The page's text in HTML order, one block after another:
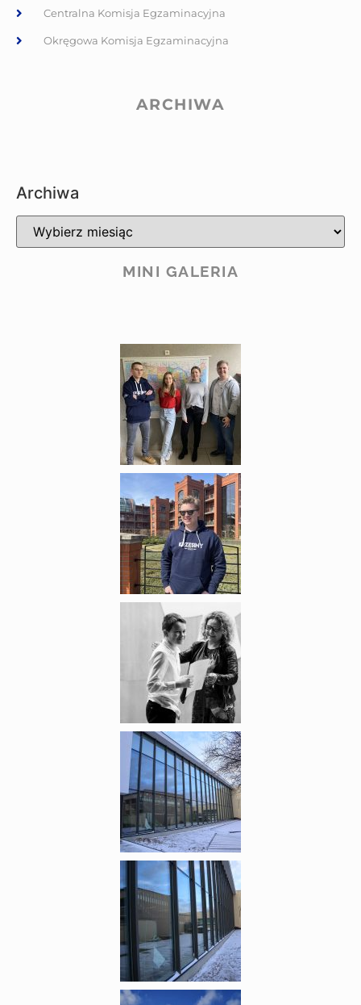
Centralna Komisja Egzaminacyjna
Okręgowa Komisja Egzaminacyjna
ARCHIWA
Archiwa
MINI GALERIA